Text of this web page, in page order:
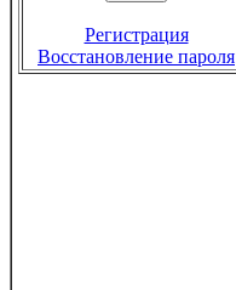
Регистрация
Восстановление пароля